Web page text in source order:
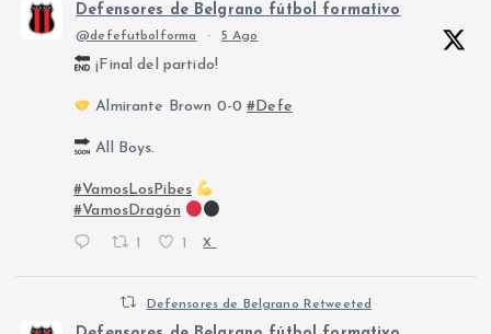
Defensores de Belgrano fútbol formativo
@defefutbolforma · 5 Ago
¡Final del partido!
Almirante Brown 0-0#Defe
All Boys.
#VamosLosPibes
#VamosDragón
X
Defensores de Belgrano Retweeted